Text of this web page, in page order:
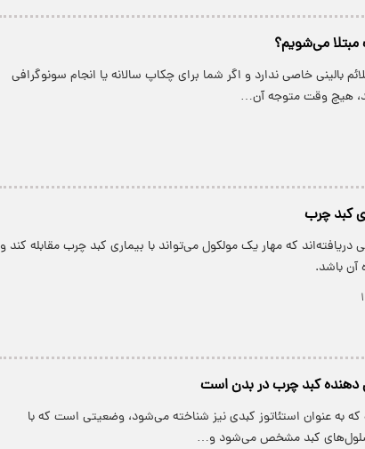
مبتلا می‌شویم؟
بالینی خاصی ندارد و اگر شما برای چکاپ سالانه یا انجام سونوگرافی
هیچ وقت متوجه آن…
کبد چرب
دریافته‌اند که مهار یک مولکول می‌تواند با بیماری کبد چرب مقابله کند و
آن باشد.
دهنده کبد چرب در بدن است
به عنوان استئاتوز کبدی نیز شناخته می‌شود، وضعیتی است که با
کبد مشخص می‌شود و…